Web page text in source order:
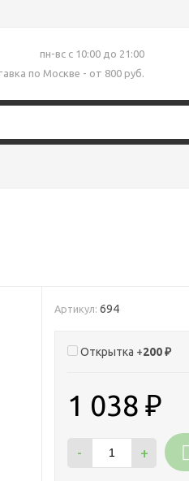
пн-вс с 10:00 до 21:00
по Москве - от 800 руб.
Артикул: 694
Открытка +200₽
1 038₽
- +